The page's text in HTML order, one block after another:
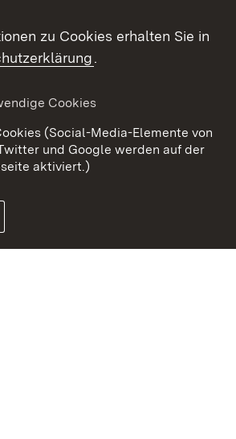
Datenschutz
Cookies
zu Cookies erhalten Sie in
.
Cookies
(Social-Media-Elemente von
und Google werden auf der
aktiviert.)